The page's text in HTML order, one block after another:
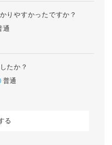
りやすかったですか？
通
たか？
普通